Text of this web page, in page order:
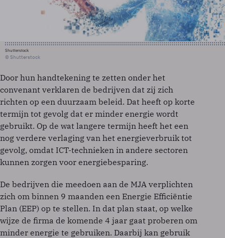
Shutterstock
© Shutterstock
Door hun handtekening te zetten onder het
convenant verklaren de bedrijven dat zij zich
richten op een duurzaam beleid. Dat heeft op korte
termijn tot gevolg dat er minder energie wordt
gebruikt. Op de wat langere termijn heeft het een
nog verdere verlaging van het energieverbruik tot
gevolg, omdat ICT-technieken in andere sectoren
kunnen zorgen voor energiebesparing.
De bedrijven die meedoen aan de MJA verplichten
zich om binnen 9 maanden een Energie Efficiëntie
Plan (EEP) op te stellen. In dat plan staat, op welke
wijze de firma de komende 4 jaar gaat proberen om
minder energie te gebruiken. Daarbij kan gebruik